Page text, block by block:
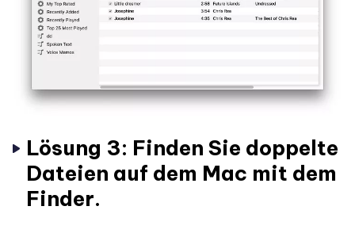
Lösung 3: Finden Sie doppelte
Dateien auf dem Mac mit dem
Finder.